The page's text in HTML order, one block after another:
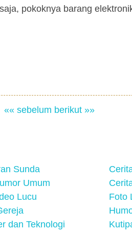
pokoknya barang
«« sebelum berikut »»
Sunda
Umum
Lucu Foto
dan Teknologi